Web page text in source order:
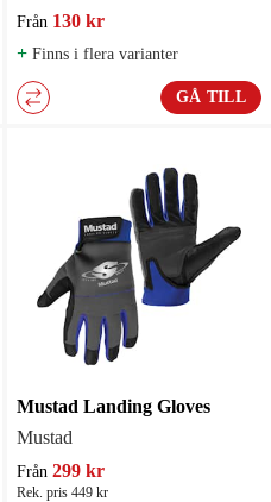
Från 130 kr
+ Finns i flera varianter
GÅ TILL
Mustad Landing Gloves
Mustad
Från 299 kr
Rek. pris 449 kr